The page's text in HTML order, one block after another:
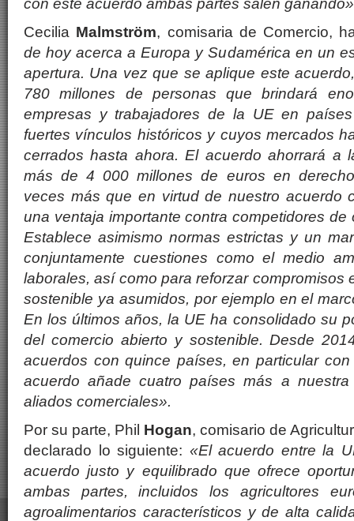
con este acuerdo ambas partes salen
Cecilia Malmström, comisaria de Comercio,
de hoy acerca a Europa y Sudamérica en un
apertura. Una vez que se aplique este
780 millones de personas que brindará
empresas y trabajadores de la UE en
fuertes vínculos históricos y cuyos mercados
cerrados hasta ahora. El acuerdo ahorrará a
más de 4 000 millones de euros en
veces más que en virtud de nuestro
una ventaja importante contra competidores de
Establece asimismo normas estrictas y un
conjuntamente cuestiones como el medio
laborales, así como para reforzar compromisos
sostenible ya asumidos, por ejemplo en el
En los últimos años, la UE ha consolidado su
del comercio abierto y sostenible. Desde
acuerdos con quince países, en particular
acuerdo añade cuatro países más a
aliados comerciales».
Por su parte, Phil Hogan, comisario de
declarado lo siguiente: «El acuerdo entre la
acuerdo justo y equilibrado que ofrece
ambas partes, incluidos los agricultores
agroalimentarios característicos y de alta